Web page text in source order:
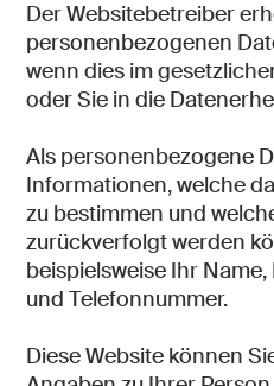
Der Websitebetreiber
personenbezogenen
wenn dies im
oder Sie in die
Als personenbezogene
Informationen, welche
zu bestimmen und
zurückverfolgt werden
beispielsweise Ihr
und Telefonnummer.
Diese Website können